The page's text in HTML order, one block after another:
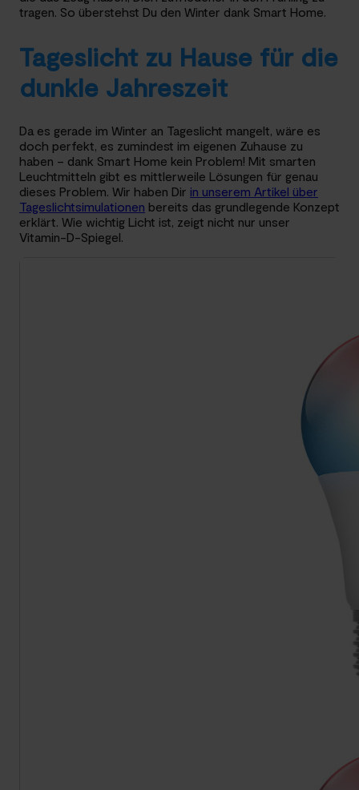
tragen. So überstehst Du den Winter dank Smart Home.
Tageslicht zu Hause für die
dunkle Jahreszeit
Da es gerade im Winter an Tageslicht mangelt, wäre es
doch perfekt, es zumindest im eigenen Zuhause zu
haben – dank Smart Home kein Problem! Mit smarten
Leuchtmitteln gibt es mittlerweile Lösungen für genau
dieses Problem. Wir haben Dir in unserem Artikel über
Tageslichtsimulationen bereits das grundlegende Konzept
erklärt. Wie wichtig Licht ist, zeigt nicht nur unser
Vitamin-D-Spiegel.